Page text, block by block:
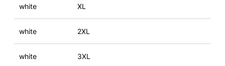
white XL
white 2XL
white 3XL